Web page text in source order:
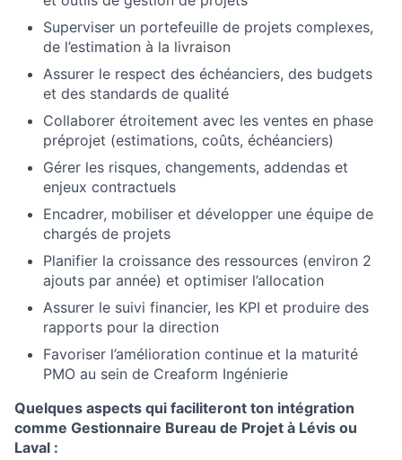
Superviser un portefeuille de projets complexes,
de l’estimation à la livraison
Assurer le respect des échéanciers, des budgets
et des standards de qualité
Collaborer étroitement avec les ventes en phase
préprojet (estimations, coûts, échéanciers)
Gérer les risques, changements, addendas et
enjeux contractuels
Encadrer, mobiliser et développer une équipe de
chargés de projets
Planifier la croissance des ressources (environ 2
ajouts par année) et optimiser l’allocation
Assurer le suivi financier, les KPI et produire des
rapports pour la direction
Favoriser l’amélioration continue et la maturité
PMO au sein de Creaform Ingénierie
Quelques aspects qui faciliteront ton intégration
comme Gestionnaire Bureau de Projet à Lévis ou
Laval :